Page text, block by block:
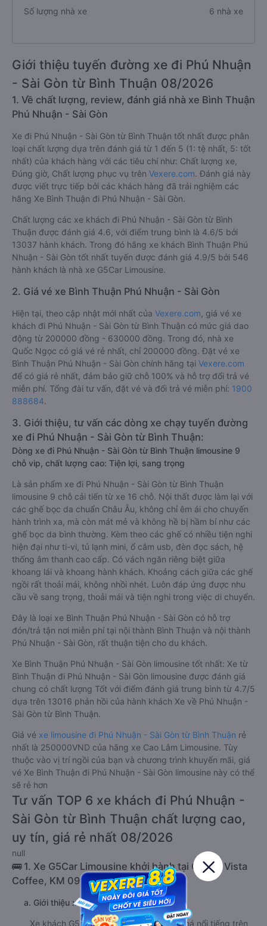
Số lượng nhà xe 6 nhà xe
Giới thiệu tuyến đường xe đi Phú Nhuận
- Sài Gòn từ Bình Thuận 08/2026
1. Về chất lượng, review, đánh giá nhà xe Bình Thuận
Phú Nhuận - Sài Gòn
Xe đi Phú Nhuận - Sài Gòn từ Bình Thuận tốt nhất được phân
loại chất lượng dựa trên đánh giá từ 1 đến 5 (1: tệ nhất, 5: tốt
nhất) của khách hàng với các tiêu chí như: Chất lượng xe,
Đúng giờ, Chất lượng phục vụ trên Vexere.com. Đánh giá này
được viết trực tiếp bởi các khách hàng đã trải nghiệm các
hãng Xe Bình Thuận đi Phú Nhuận - Sài Gòn.
Chất lượng các xe khách đi Phú Nhuận - Sài Gòn từ Bình
Thuận được đánh giá 4.6, với điểm trung bình là 4.6/5 bởi
13037 hành khách. Trong đó hãng xe khách Bình Thuận Phú
Nhuận - Sài Gòn tốt nhất tuyến được đánh giá 4.9/5 bởi 546
hành khách là nhà xe G5Car Limousine.
2. Giá vé xe Bình Thuận Phú Nhuận - Sài Gòn
Hiện tại, theo cập nhật mới nhất của Vexere.com , giá vé xe
khách đi Phú Nhuận - Sài Gòn từ Bình Thuận có mức giá dao
động từ 200000 đồng - 630000 đồng. Trong đó, nhà xe
Quốc Ngọc có giá vé rẻ nhất, chỉ 200000 đồng. Đặt vé xe
Bình Thuận Phú Nhuận - Sài Gòn chính hãng tại Vexere.com
để có giá rẻ nhất, đảm bảo giữ chỗ 100% và hỗ trợ đổi trả vé
miễn phí. Tổng đài tư vấn, đặt vé và đổi trả vé miễn phí: 1900
888684.
3. Giới thiệu, tư vấn các dòng xe chạy tuyến đường
xe đi Phú Nhuận - Sài Gòn từ Bình Thuận:
Dòng xe đi Phú Nhuận - Sài Gòn từ Bình Thuận limousine 9
chỗ vip, chất lượng cao: Tiện lợi, sang trọng
Là sản phẩm xe đi Phú Nhuận - Sài Gòn từ Bình Thuận
limousine 9 chỗ cải tiến từ xe 16 chỗ. Nội thất được làm lại với
các ghế bọc da chuẩn Châu Âu, không chỉ êm ái cho chuyến
hành trình xa, mà còn mát mẻ và không hề bị hầm bí như các
ghế bọc da bình thường. Kèm theo các ghế có nhiều tiện nghi
hiện đại như ti-vi, tủ lạnh mini, ổ cắm usb, đèn đọc sách, hệ
thống âm thanh cao cấp. Có vách ngăn riêng biệt giữa
khoang lái và khoang hành khách. Khoảng cách giữa các ghế
ngồi rất thoải mái, không nhồi nhét. Luôn đáp ứng được nhu
cầu về sang trọng, thoải mái và tiện nghi trong việc di chuyển.
Đây là loại xe Bình Thuận Phú Nhuận - Sài Gòn có hỗ trợ
đón/trả tận nơi miễn phí tại nội thành Bình Thuận và nội thành
Phú Nhuận - Sài Gòn, rất thuận tiện cho du khách.
Xe Bình Thuận Phú Nhuận - Sài Gòn limousine tốt nhất: Xe từ
Bình Thuận đi Phú Nhuận - Sài Gòn limousine được đánh giá
chung có chất lượng Tốt với điểm đánh giá trung bình từ 4.7/5
dựa trên 13016 phản hồi của hành khách Xe về Phú Nhuận -
Sài Gòn từ Bình Thuận.
Giá vé xe limousine đi Phú Nhuận - Sài Gòn từ Bình Thuận rẻ
nhất là 250000VND của hãng xe Cao Lâm Limousine. Tùy
thuộc vào vị trí ngồi của bạn và chương trình khuyến mãi, giá
vé Xe Bình Thuận đi Phú Nhuận - Sài Gòn limousine này có thể
sẽ rẻ hơn
Tư vấn TOP 6 xe khách đi Phú Nhuận -
Sài Gòn từ Bình Thuận chất lượng cao,
uy tín, giá rẻ nhất 08/2026
null
🚌 1. Xe G5Car Limousine khởi hành tại Ocean Vista
Coffee, KM 09 đường Nguyễn Thông
a. Giới thiệu xe G5Car Limousine
Xe khách G5Car Limousine là hãng xe khá nổi tiếng trên